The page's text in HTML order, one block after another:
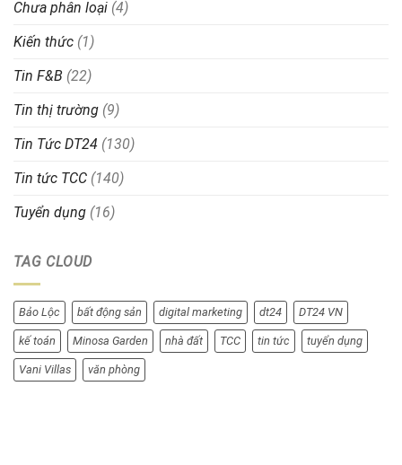
Chưa phân loại (4)
Kiến thức (1)
Tin F&B (22)
Tin thị trường (9)
Tin Tức DT24 (130)
Tin tức TCC (140)
Tuyển dụng (16)
TAG CLOUD
Bảo Lộc bất động sản digital marketing dt24 DT24 VN
kế toán Minosa Garden nhà đất TCC tin tức tuyển dụng
Vani Villas văn phòng